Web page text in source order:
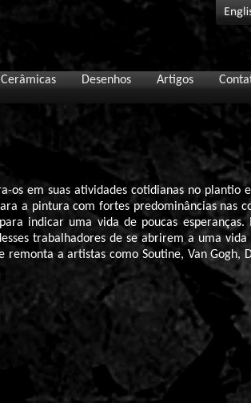
Cerâmicas Desenhos Artigos
os em suas atividades cotidianas no plantio
a pintura com fortes predominâncias nas
indicar uma vida de poucas esperanças.
trabalhadores de se abrirem a uma vida
a artistas como Soutine, Van Gogh,